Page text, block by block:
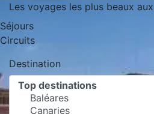
Les voyages les plus beaux
Séjours
Circuits
Destination